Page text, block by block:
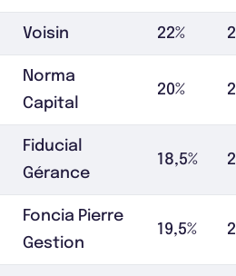
Voisin 22%
Norma
Capital
20%
Fiducial
Gérance
18,5%
Foncia Pierre
Gestion
19,5%